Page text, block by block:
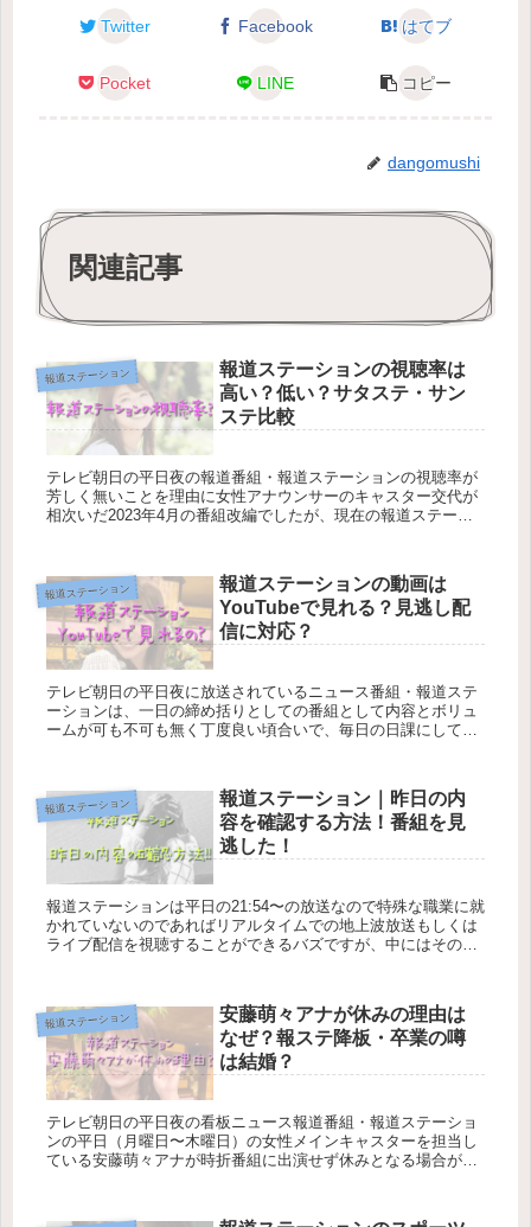
Twitter Facebook はてブ
Pocket LINE コピー
dangomushi
関連記事
報道ステーション
報道ステーションの視聴率は
高い？低い？サタステ・サン
ステ比較
テレビ朝日の平日夜の報道番組・報道ステーションの視聴率が
芳しく無いことを理由に女性アナウンサーのキャスター交代が
相次いだ2023年4月の番組改編でしたが、現在の報道ステーシ
報道ステーション
報道ステーションの動画は
YouTubeで見れる？見逃し配
信に対応？
テレビ朝日の平日夜に放送されているニュース番組・報道ステ
ーションは、一日の締め括りとしての番組として内容とボリュ
ームが可も不可も無く丁度良い頃合いで、毎日の日課にしてい
報道ステーション
報道ステーション｜昨日の内
容を確認する方法！番組を見
逃した！
報道ステーションは平日の21:54〜の放送なので特殊な職業に就
かれていないのであればリアルタイムでの地上波放送もしくは
ライブ配信を視聴することができるバズですが、中にはその時
報道ステーション
安藤萌々アナが休みの理由は
なぜ？報ステ降板・卒業の噂
は結婚？
テレビ朝日の平日夜の看板ニュース報道番組・報道ステーショ
ンの平日（月曜日〜木曜日）の女性メインキャスターを担当し
ている安藤萌々アナが時折番組に出演せず休みとなる場合があ